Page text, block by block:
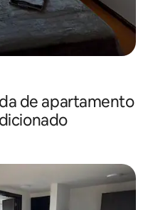
de apartamento